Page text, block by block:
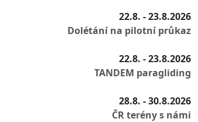
22.8. - 23.8.2026
Dolétání na pilotní průkaz
22.8. - 23.8.2026
TANDEM paragliding
28.8. - 30.8.2026
ČR terény s námi